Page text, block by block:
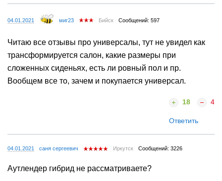
04.01.2021 миг23 Бийск Сообщений: 597
Читаю все отзывы про универсалы, тут не увидел как
трансформируется салон, какие размеры при
сложенных сиденьях, есть ли ровный пол и пр.
Вообщем все то, зачем и покупается универсал.
18 4
Ответить
04.01.2021 саня сергеевич Иркутск Сообщений: 3226
Аутлендер гибрид не рассматриваете?